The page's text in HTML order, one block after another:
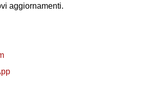
aggiornamenti.